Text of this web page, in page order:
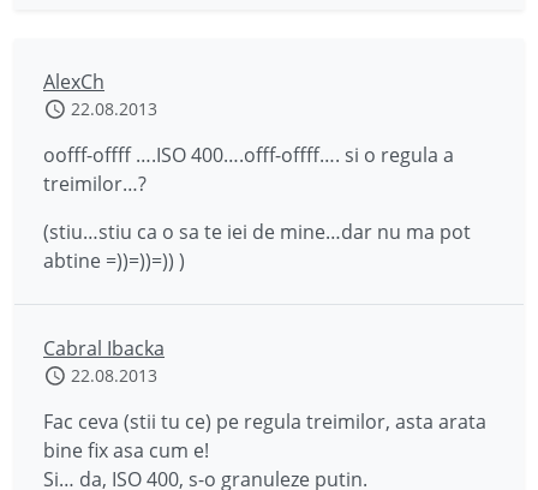
AlexCh
22.08.2013
oofff-offff ….ISO 400….offf-offff…. si o regula a
treimilor…?
(stiu…stiu ca o sa te iei de mine…dar nu ma pot
abtine =))=))=)) )
Cabral Ibacka
22.08.2013
Fac ceva (stii tu ce) pe regula treimilor, asta arata
bine fix asa cum e!
Si… da, ISO 400, s-o granuleze putin.